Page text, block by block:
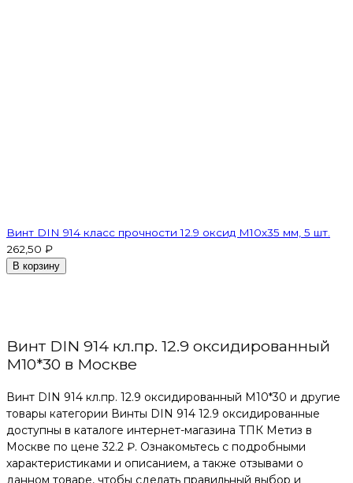
Винт DIN 914 класс прочности 12.9 оксид M10х35 мм, 5 шт.
262,50 ₽
В корзину
Винт DIN 914 кл.пр. 12.9 оксидированный
M10*30 в Москве
Винт DIN 914 кл.пр. 12.9 оксидированный M10*30 и другие
товары категории Винты DIN 914 12.9 оксидированные
доступны в каталоге интернет-магазина ТПК Метиз в
Москве по цене 32.2 ₽. Ознакомьтесь с подробными
характеристиками и описанием, а также отзывами о
данном товаре, чтобы сделать правильный выбор и